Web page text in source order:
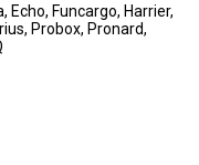
Echo, Funcargo, Harrier,
Probox, Pronard,